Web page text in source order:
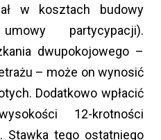
w kosztach budowy
partycypacji).
dwupokojowego –
– może on wynosić
Dodatkowo wpłacić
12-krotności
Stawka tego ostatniego